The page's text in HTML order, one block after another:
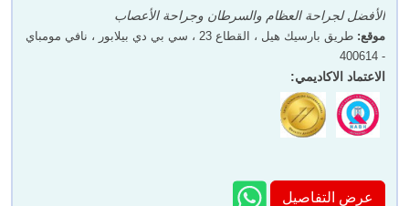
الأفضل لجراحة العظام والسرطان وجراحة الأعصاب
موقع:
طريق بارسيك هيل ، القطاع 23 ، سي بي دي بيلابور ، نافي مومباي
- 400614
الاعتماد الاكاديمي:
عرض التفاصيل